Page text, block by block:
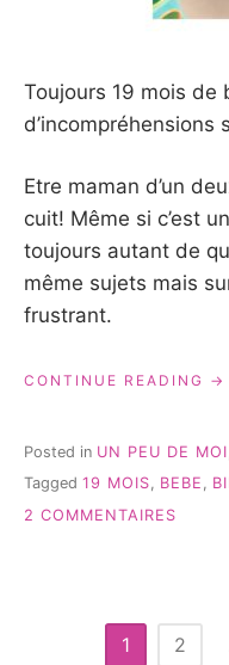
Toujours 19 mois de
Etre maman d’un
cuit! Même si c’est
toujours autant de
même sujets mais
frustrant.
CONTINUE READING « 19
DES
Posted in UN PEU DE MOI
Tagged 19 MOIS, BEBE ,
2 COMMENTAIRES
Pagination
1 2